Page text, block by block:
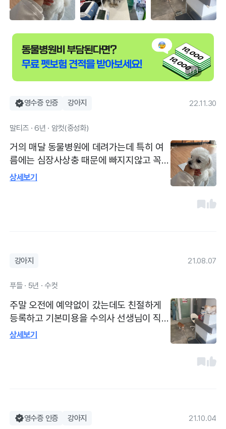
1 / 1
영수증 인증 강아지 22.11.30
말티즈 · 6년 · 암컷(중성화)
거의 매달 동물병원에 데려가는데 특히 여
름에는 심장사상충 때문에 빠지지않고 꼭
갑니다 ^^ 전체적인 위생상태도 한번 싹-봐
상세보기
강아지 21.08.07
푸들 · 5년 · 수컷
주말 오전에 예약없이 갔는데도 친절하게
등록하고 기본미용을 수의사 선생님이 직접
해주셔서 너무 좋았어요. 앞으로 여기로 다
상세보기
영수증 인증 강아지 21.10.04